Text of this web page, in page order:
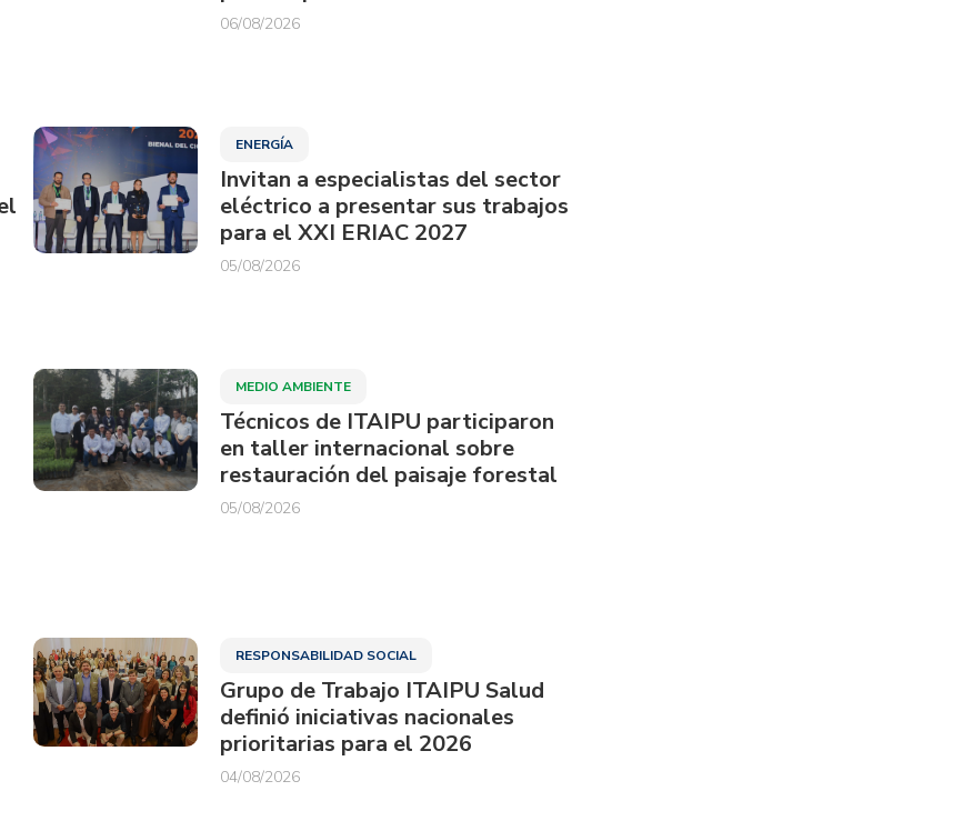
06/08/2026
ENERGÍA
Invitan a especialistas del sector
eléctrico a presentar sus trabajos
para el XXI ERIAC 2027
05/08/2026
MEDIO AMBIENTE
Técnicos de ITAIPU participaron
en taller internacional sobre
restauración del paisaje forestal
05/08/2026
RESPONSABILIDAD SOCIAL
Grupo de Trabajo ITAIPU Salud
definió iniciativas nacionales
prioritarias para el 2026
04/08/2026